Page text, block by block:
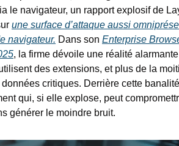
le navigateur, un rapport explosif de
une surface d’attaque aussi
navigateur. Dans son Enterprise
, la firme dévoile une réalité
des extensions, et plus de la
critiques. Derrière cette
qui, si elle explose, peut
générer le moindre bruit.